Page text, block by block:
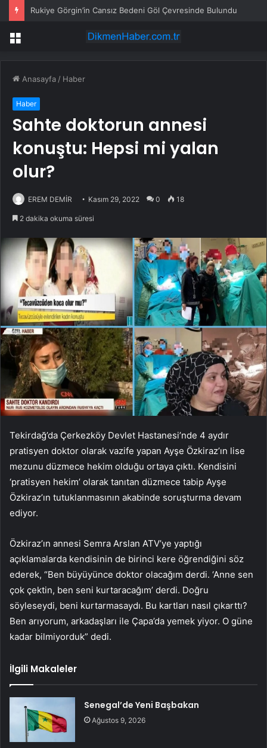
Rukiye Görgin’in Cansız Bedeni Göl Çevresinde Bulundu
Menü
Anasayfa / Haber
Haber
Sahte doktorun annesi
konuştu: Hepsi mi yalan
olur?
EREM DEMİR Kasım 29, 2022 0 18
2 dakika okuma süresi
Tekirdağ’da Çerkezköy Devlet Hastanesi’nde 4 aydır
pratisyen doktor olarak vazife yapan Ayşe Özkiraz’ın lise
mezunu düzmece hekim olduğu ortaya çıktı. Kendisini
‘pratisyen hekim’ olarak tanıtan düzmece tabip Ayşe
Özkiraz’ın tutuklanmasının akabinde soruşturma devam
ediyor.
Özkiraz’ın annesi Semra Arslan ATV’ye yaptığı
açıklamalarda kendisinin de birinci kere öğrendiğini söz
ederek, “Ben büyüyünce doktor olacağım derdi. ‘Anne sen
çok çektin, ben seni kurtaracağım’ derdi. Doğru
söyleseydi, beni kurtarmasaydı. Bu kartları nasıl çıkarttı?
Ben arıyorum, arkadaşları ile Çapa’da yemek yiyor. O güne
kadar bilmiyorduk” dedi.
İlgili Makaleler
Senegal’de Yeni Başbakan
Ağustos 9, 2026